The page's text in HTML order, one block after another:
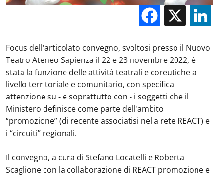
X
Focus dell'articolato convegno, svoltosi presso il Nuovo
Teatro Ateneo Sapienza il 22 e 23 novembre 2022, è
stata la funzione delle attività teatrali e coreutiche a
livello territoriale e comunitario, con specifica
attenzione su - e soprattutto con - i soggetti che il
Ministero definisce come parte dell'ambito
“promozione” (di recente associatisi nella rete REACT) e
i “circuiti” regionali.
Il convegno, a cura di Stefano Locatelli e Roberta
Scaglione con la collaborazione di REACT promozione e